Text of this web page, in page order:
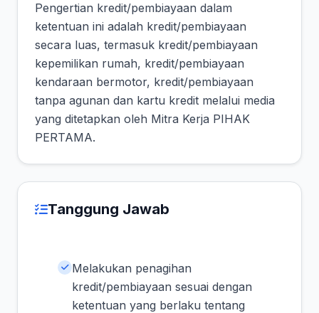
Pengertian kredit/pembiayaan dalam
ketentuan ini adalah kredit/pembiayaan
secara luas, termasuk kredit/pembiayaan
kepemilikan rumah, kredit/pembiayaan
kendaraan bermotor, kredit/pembiayaan
tanpa agunan dan kartu kredit melalui media
yang ditetapkan oleh Mitra Kerja PIHAK
PERTAMA.
Tanggung Jawab
Melakukan penagihan
kredit/pembiayaan sesuai dengan
ketentuan yang berlaku tentang